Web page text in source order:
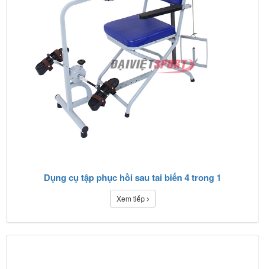
Dụng cụ tập phục hồi sau tai biến 4 trong 1
Xem tiếp